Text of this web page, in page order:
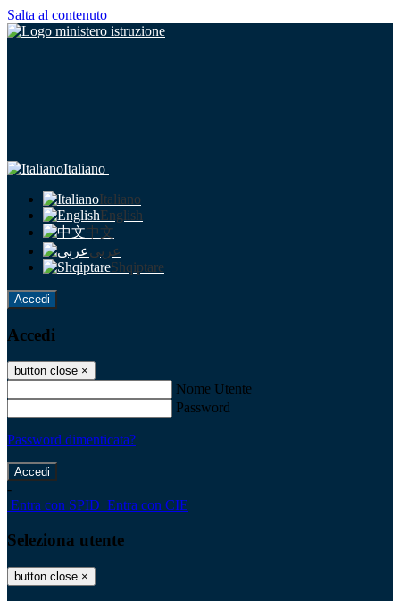
Salta al contenuto
Italiano
Italiano
English
中文
عربى
Shqiptare
Accedi
Accedi
button close ×
Nome Utente
Password
Password dimenticata?
-
Entra con SPID Entra con CIE
Seleziona utente
button close ×